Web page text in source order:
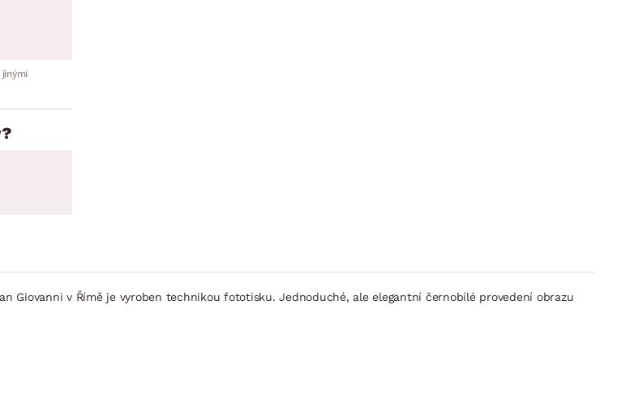
Giovanni v Římě je vyroben technikou fototisku. Jednoduché, ale elegantní černobílé provedení obrazu